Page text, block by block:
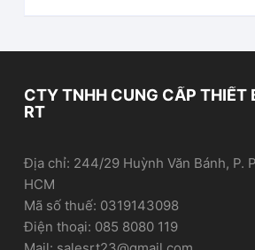
CTY TNHH CUNG CẤP THIẾT
RT
Địa chỉ: 244/29 Huỳnh Văn Bánh, P.
HCM
Mã số thuế: 0319143098
Điện thoại: 085 8080 119